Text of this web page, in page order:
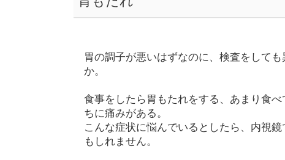
胃の調子が悪いはずなのに、検査をして
か。
食事をしたら胃もたれをする、あまり食
ちに痛みがある。
こんな症状に悩んでいるとしたら、内視
もしれません。